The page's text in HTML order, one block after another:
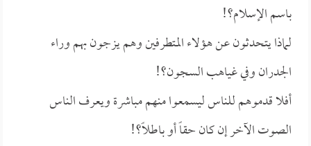
باسم الإسلام؟!
لماذا يتحدثون عن هؤلاء المتطرفين وهم يزجون بهم وراء
الجدران وفي غياهب السجون؟!
أفلا قدموهم للناس ليسمعوا منهم مباشرة ويعرف الناس
الصوت الآخر إن كان حقاً أو باطلاً؟!